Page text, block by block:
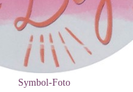
Symbol-Foto